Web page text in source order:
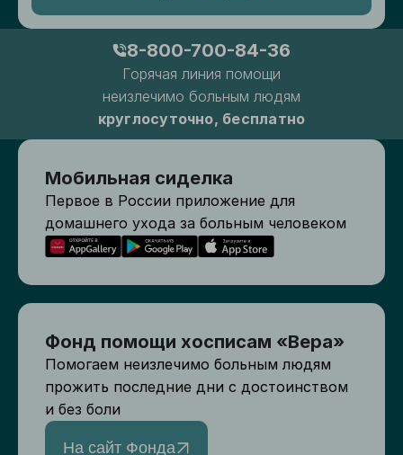
8-800-700-84-36
Горячая линия помощи
неизлечимо больным людям
круглосуточно, бесплатно
Мобильная сиделка
Первое в России приложение для
домашнего ухода за больным человеком
Фонд помощи хосписам «Вера»
Помогаем неизлечимо больным людям
прожить последние дни с достоинством
и без боли
На сайт Фонда